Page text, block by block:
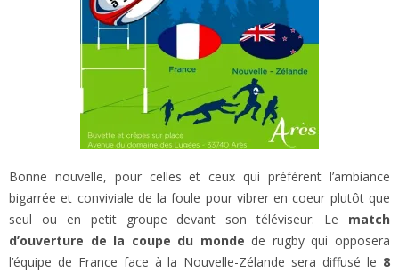
Bonne nouvelle, pour celles et ceux qui préférent l’ambiance
bigarrée et conviviale de la foule pour vibrer en coeur plutôt que
seul ou en petit groupe devant son téléviseur: Le match
d’ouverture de la coupe du monde de rugby qui opposera
l’équipe de France face à la Nouvelle-Zélande sera diffusé le 8